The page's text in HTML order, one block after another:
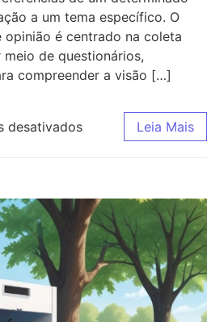
a um tema específico. O
é centrado na coleta
de questionários,
compreender a visão […]
desativadosem A importância
Leia Mais